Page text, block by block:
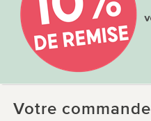
Votre commande